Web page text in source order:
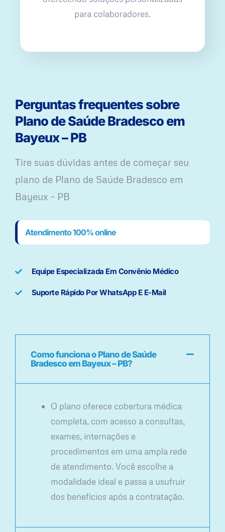
para colaboradores.
Perguntas frequentes sobre
Plano de Saúde Bradesco em
Bayeux – PB
Tire suas dúvidas antes de começar seu
plano ​de Plano de Saúde Bradesco em
Bayeux – PB
Atendimento 100% online
Equipe Especializada Em Convênio Médico
Suporte Rápido Por WhatsApp E E-Mail
Como funciona o Plano de Saúde
Bradesco em Bayeux – PB?
O plano oferece cobertura médica
completa, com acesso a consultas,
exames, internações e
procedimentos em uma ampla rede
de atendimento. Você escolhe a
modalidade ideal e passa a usufruir
dos benefícios após a contratação.